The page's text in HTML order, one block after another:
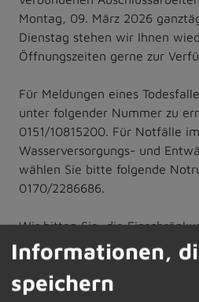
Montag, 09. März 2026
Dienstag stehen wir Ihnen
Öffnungszeiten gerne zur
Für Meldungen eines
unter folgender Nummer zu
0151/10815200. Für Notfälle
Wasserversorgungs- und
wählen Sie bitte folgende
0170/2286686.
Wir bitten Sie, die
berücksichtigen und Ihre
zu planen. Für Ihr Verständnis
Informationen,
speichern